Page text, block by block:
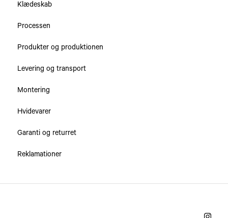
Klædeskab
Processen
Produkter og produktionen
Levering og transport
Montering
Hvidevarer
Garanti og returret
Reklamationer